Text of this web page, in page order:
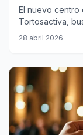
innovación
El nuevo
Tortosactiva,
redes y la
28 abril 2026